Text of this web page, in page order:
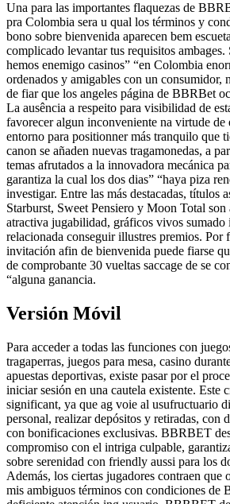
Una para las importantes flaquezas de
pra Colombia sera u qual los términos y
bono sobre bienvenida aparecen bem
complicado levantar tus requisitos ambages.
hemos enemigo casinos” “en Colombia
ordenados y amigables con un consumidor,
de fiar que los angeles página de BBRBet
La ausência a respeito para visibilidad de
favorecer algun inconveniente na virtude de
entorno para positionner más tranquilo que
canon se añaden nuevas tragamonedas, a
temas afrutados a la innovadora mecánica
garantiza la cual los dos dias” “haya piza
investigar. Entre las más destacadas, títulos
Starburst, Sweet Pensiero y Moon Total son
atractiva jugabilidad, gráficos vivos sumado
relacionada conseguir illustres premios. Por
invitación afin de bienvenida puede fiarse
de comprobante 30 vueltas saccage de se
“alguna ganancia.
Versión Móvil
Para acceder a todas las funciones con
tragaperras, juegos para mesa, casino
apuestas deportivas, existe pasar por el
iniciar sesión en una cautela existente. Este
significant, ya que ag voie al usufructuario
personal, realizar depósitos y retiradas, con
con bonificaciones exclusivas. BBRBET
compromiso con el intriga culpable,
sobre serenidad con friendly aussi para los
Además, los ciertas jugadores contraen que
mis ambiguos términos con condiciones de